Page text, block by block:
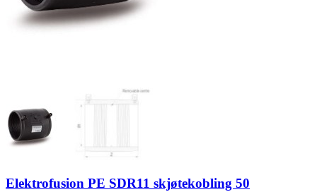
Elektrofusion PE SDR11 skjøtekobling 50